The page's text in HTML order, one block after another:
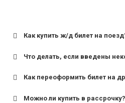
Как купить ж/д билет на
Что делать, если введены
Как переоформить билет на
Можно ли купить в рассрочку?